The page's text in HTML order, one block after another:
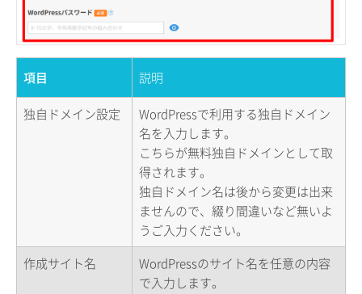
項目 説明
独自ドメイン設定
WordPressで利用する独自ドメイン
名を入力します。
こちらが無料独自ドメインとして取
得されます。
独自ドメイン名は後から変更は出来
ませんので、綴り間違いなど無いよ
うご入力ください。
作成サイト名
WordPressのサイト名を任意の内容
で入力します。